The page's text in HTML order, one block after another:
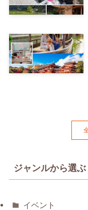
ジャンルから選ぶ
イベント